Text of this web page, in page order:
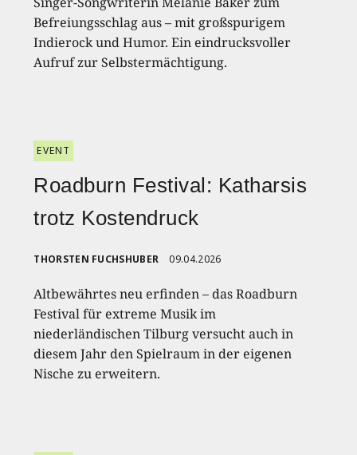
Befreiungsschlag aus – mit großspurigem
Indierock und Humor. Ein eindrucksvoller
Aufruf zur Selbstermächtigung.
EVENT
Roadburn Festival: Katharsis
trotz Kostendruck
THORSTEN FUCHSHUBER 09.04.2026
Altbewährtes neu erfinden – das Roadburn
Festival für extreme Musik im
niederländischen Tilburg versucht auch in
diesem Jahr den Spielraum in der eigenen
Nische zu erweitern.